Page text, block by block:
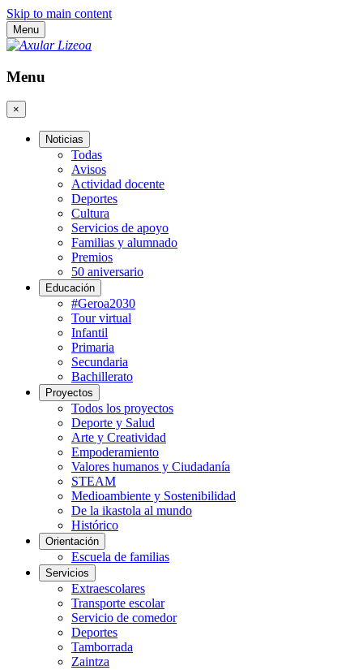
Skip to main content
Menu
Menu
×
Noticias
Todas
Avisos
Actividad docente
Deportes
Cultura
Servicios de apoyo
Familias y alumnado
Premios
50 aniversario
Educación
#Geroa2030
Tour virtual
Infantil
Primaria
Secundaria
Bachillerato
Proyectos
Todos los proyectos
Deporte y Salud
Arte y Creatividad
Empoderamiento
Valores humanos y Ciudadanía
STEAM
Medioambiente y Sostenibilidad
De la ikastola al mundo
Histórico
Orientación
Escuela de familias
Servicios
Extraescolares
Transporte escolar
Servicio de comedor
Deportes
Tamborrada
Zaintza